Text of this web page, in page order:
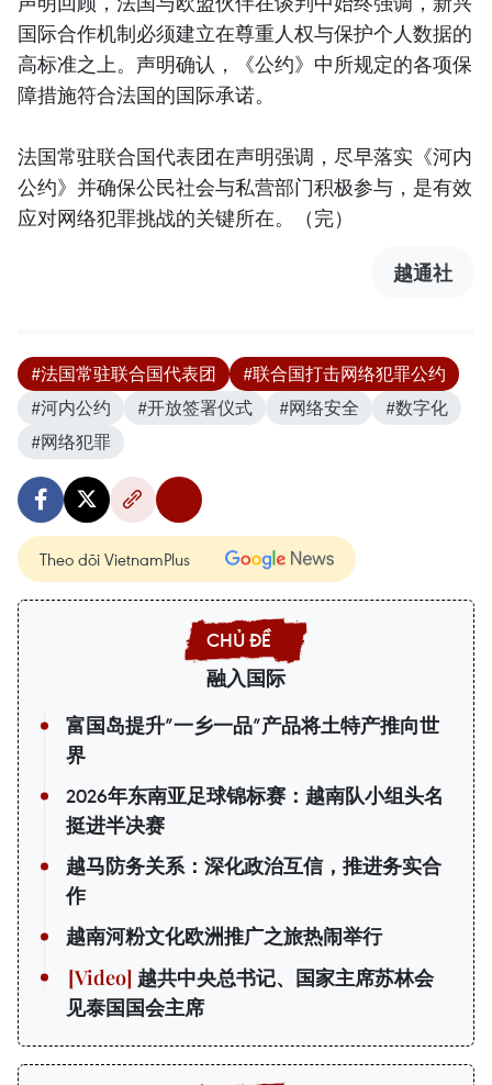
国际合作机制必须建立在尊重人权与保护个人数据的
高标准之上。声明确认，《公约》中所规定的各项保
障措施符合法国的国际承诺。
法国常驻联合国代表团在声明强调，尽早落实《河内
公约》并确保公民社会与私营部门积极参与，是有效
应对网络犯罪挑战的关键所在。（完）
越通社
#法国常驻联合国代表团
#联合国打击网络犯罪公约
#河内公约
#开放签署仪式 #网络安全
#数字化
#网络犯罪
Theo dõi VietnamPlus
融入国际
富国岛提升”一乡一品”产品将土特产推向世
界
2026年东南亚足球锦标赛：越南队小组头名
挺进半决赛
越马防务关系：深化政治互信，推进务实合
作
越南河粉文化欧洲推广之旅热闹举行
越共中央总书记、国家主席苏林会
见泰国国会主席